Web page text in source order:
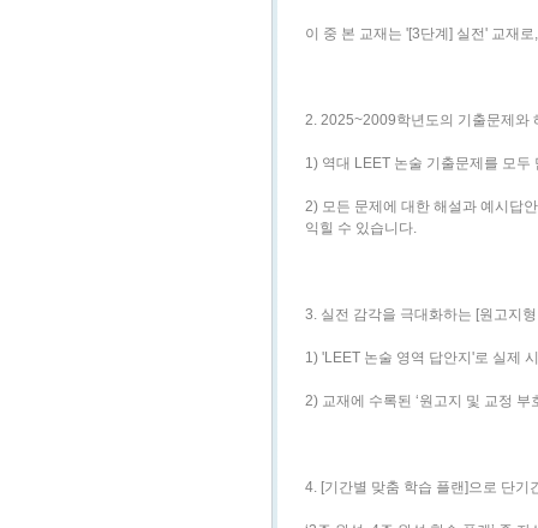
이 중 본 교재는 '[3단계] 실전' 교재
2. 2025~2009학년도의 기출문제와
1) 역대 LEET 논술 기출문제를 모
2) 모든 문제에 대한 해설과 예시답
익힐 수 있습니다.
3. 실전 감각을 극대화하는 [원고지
1) 'LEET 논술 영역 답안지'로 실제
2) 교재에 수록된 ‘원고지 및 교정
4. [기간별 맞춤 학습 플랜]으로 단기